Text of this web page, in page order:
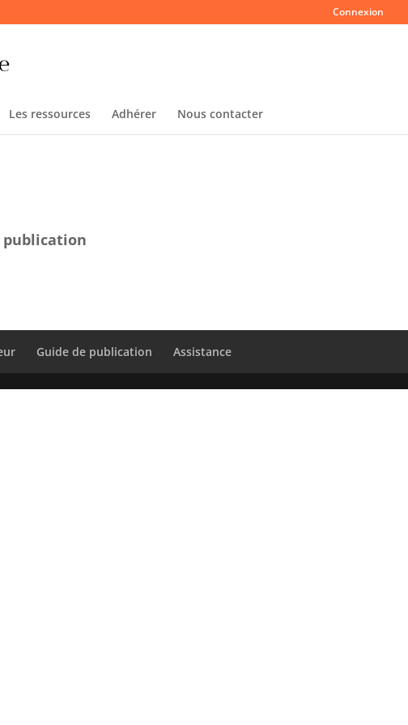
Connexion
Les ressources Adhérer Nous contacter
publication
Guide de publication Assistance